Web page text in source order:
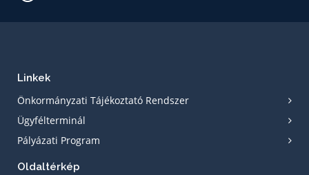
Linkek
Önkormányzati Tájékoztató Rendszer
Ügyfélterminál
Pályázati Program
Oldaltérkép